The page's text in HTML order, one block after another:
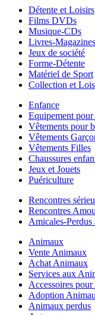
Détente et Loisirs
Films DVDs
Musique-CDs
Livres-Magazines
Jeux de société
Forme-Détente
Matériel de Sport
Collection et
Enfance
Equipement pour
Vêtements pour
Vêtements
Vêtements Filles
Chaussures
Jeux et Jouets
Puériculture
Rencontres
Rencontres
Amicales-Perdus
Animaux
Vente Animaux
Achat Animaux
Services aux
Accessoires
Adoption
Animaux perdus